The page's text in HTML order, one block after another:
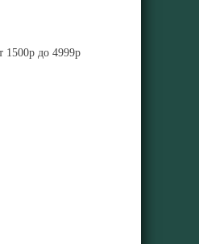
1500р до 4999р